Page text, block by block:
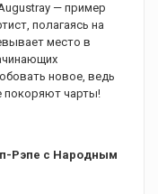
— пример
полагаясь на
место в
новое, ведь
покоряют чарты!
Рэпе с Народным